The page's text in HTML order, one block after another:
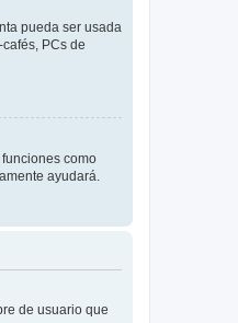
pueda ser usada
PCs de
como
ayudará.
de usuario que